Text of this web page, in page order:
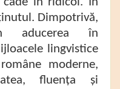
Dimpotrivă,
aducerea în
lingvistice
moderne,
fluența și